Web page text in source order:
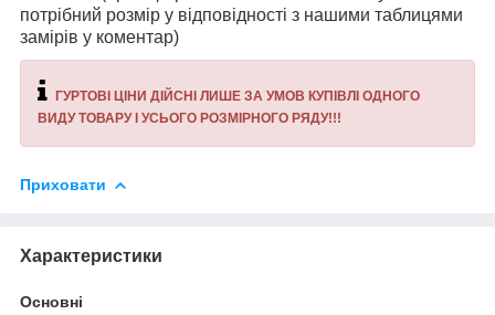
потрібний розмір у відповідності з нашими таблицями
замірів у коментар)
ГУРТОВІ ЦІНИ ДІЙСНІ ЛИШЕ ЗА УМОВ КУПІВЛІ ОДНОГО
ВИДУ ТОВАРУ І УСЬОГО РОЗМІРНОГО РЯДУ!!!
Приховати
Характеристики
Основні